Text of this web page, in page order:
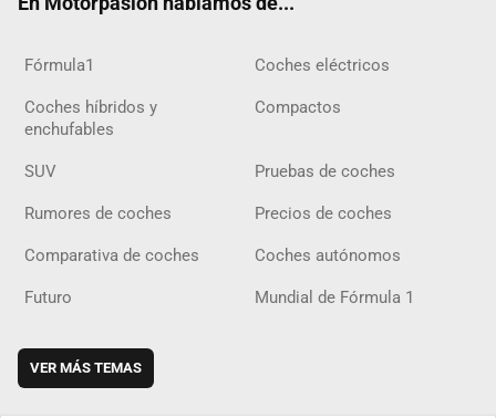
Fórmula1 Coches eléctricos
Coches híbridos y
enchufables
Compactos
SUV Pruebas de coches
Rumores de coches Precios de coches
Comparativa de coches Coches autónomos
Futuro Mundial de Fórmula 1
VER MÁS TEMAS